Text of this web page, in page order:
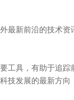
最新前沿的技术资
工具，有助于追踪
技发展的最新方向